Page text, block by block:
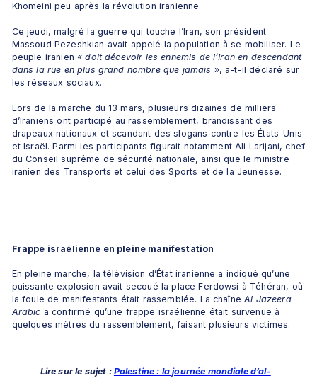
Khomeini peu après la révolution iranienne.
Ce jeudi, malgré la guerre qui touche l’Iran, son président
Massoud Pezeshkian avait appelé la population à se mobiliser. Le
peuple iranien « doit décevoir les ennemis de l’Iran en descendant
dans la rue en plus grand nombre que jamais », a-t-il déclaré sur
les réseaux sociaux.
Lors de la marche du 13 mars, plusieurs dizaines de milliers
d’Iraniens ont participé au rassemblement, brandissant des
drapeaux nationaux et scandant des slogans contre les États-Unis
et Israël. Parmi les participants figurait notamment Ali Larijani, chef
du Conseil suprême de sécurité nationale, ainsi que le ministre
iranien des Transports et celui des Sports et de la Jeunesse.
Frappe israélienne en pleine manifestation
En pleine marche, la télévision d’État iranienne a indiqué qu’une
puissante explosion avait secoué la place Ferdowsi à Téhéran, où
la foule de manifestants était rassemblée. La chaîne Al Jazeera
Arabic a confirmé qu’une frappe israélienne était survenue à
quelques mètres du rassemblement, faisant plusieurs victimes.
Lire sur le sujet : Palestine : la journée mondiale d’al-